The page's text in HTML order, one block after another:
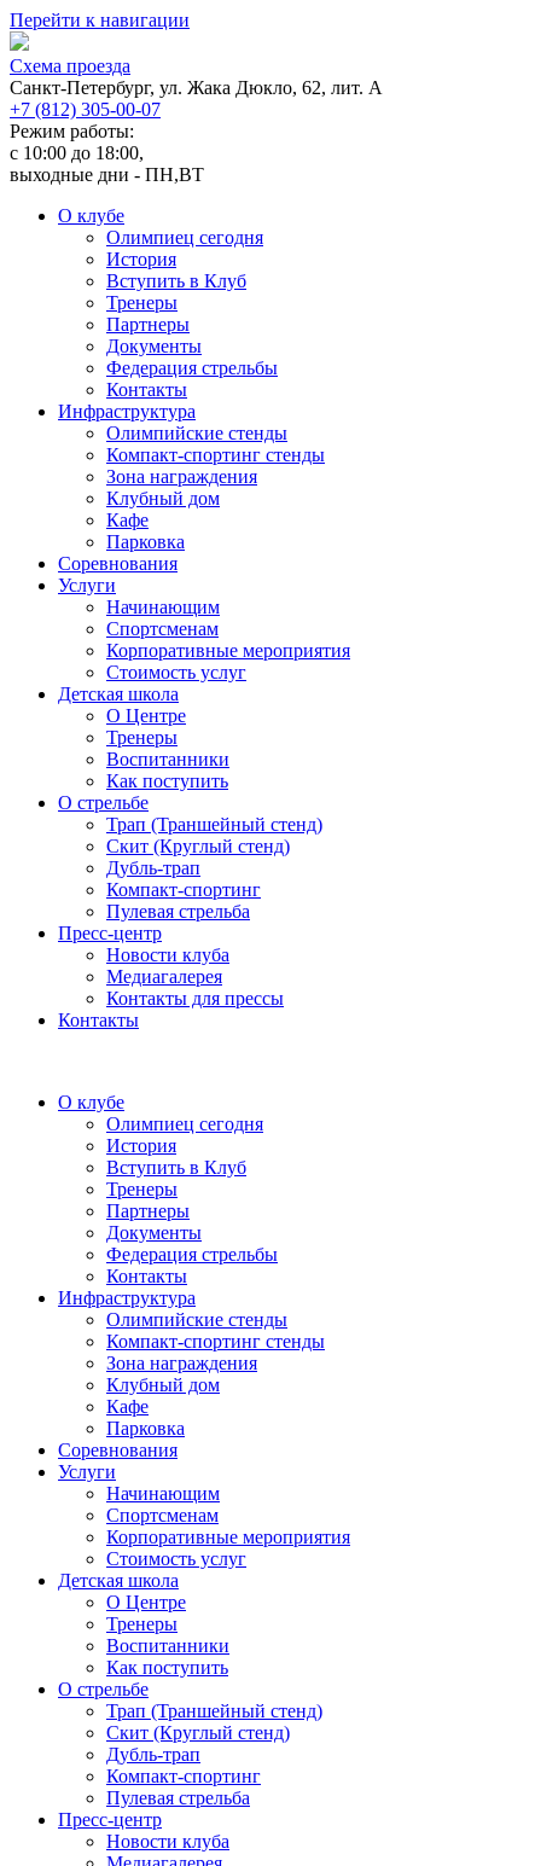
Перейти к навигации
Cхема проезда
Санкт-Петербург, ул. Жака Дюкло, 62, лит. А
+7 (812) 305-00-07
Режим работы:
c 10:00 до 18:00,
выходные дни - ПН,ВТ
О клубе
Олимпиец сегодня
История
Вступить в Клуб
Тренеры
Партнеры
Документы
Федерация стрельбы
Контакты
Инфраструктура
Олимпийские стенды
Компакт-спортинг стенды
Зона награждения
Клубный дом
Кафе
Парковка
Соревнования
Услуги
Начинающим
Спортсменам
Корпоративные мероприятия
Стоимость услуг
Детская школа
О Центре
Тренеры
Воспитанники
Как поступить
О стрельбе
Трап (Траншейный стенд)
Скит (Круглый стенд)
Дубль-трап
Компакт-спортинг
Пулевая стрельба
Пресс-центр
Новости клуба
Медиагалерея
Контакты для прессы
Контакты
О клубе
Олимпиец сегодня
История
Вступить в Клуб
Тренеры
Партнеры
Документы
Федерация стрельбы
Контакты
Инфраструктура
Олимпийские стенды
Компакт-спортинг стенды
Зона награждения
Клубный дом
Кафе
Парковка
Соревнования
Услуги
Начинающим
Спортсменам
Корпоративные мероприятия
Стоимость услуг
Детская школа
О Центре
Тренеры
Воспитанники
Как поступить
О стрельбе
Трап (Траншейный стенд)
Скит (Круглый стенд)
Дубль-трап
Компакт-спортинг
Пулевая стрельба
Пресс-центр
Новости клуба